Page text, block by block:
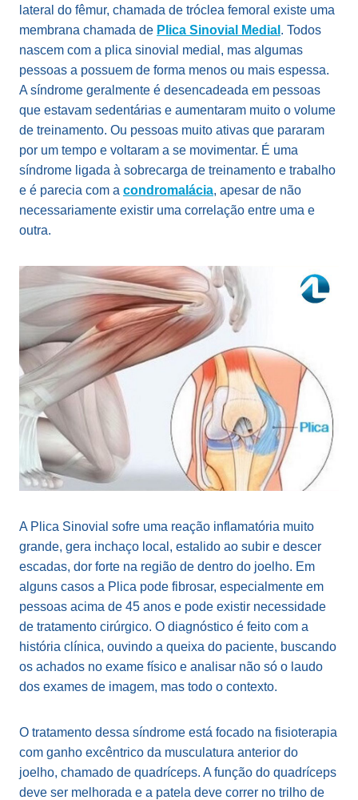
lateral do fêmur, chamada de tróclea femoral existe uma
membrana chamada de Plica Sinovial Medial . Todos
nascem com a plica sinovial medial, mas algumas
pessoas a possuem de forma menos ou mais espessa.
A síndrome geralmente é desencadeada em pessoas
que estavam sedentárias e aumentaram muito o volume
de treinamento. Ou pessoas muito ativas que pararam
por um tempo e voltaram a se movimentar. É uma
síndrome ligada à sobrecarga de treinamento e trabalho
e é parecia com a condromalácia, apesar de não
necessariamente existir uma correlação entre uma e
outra.
A Plica Sinovial sofre uma reação inflamatória muito
grande, gera inchaço local, estalido ao subir e descer
escadas, dor forte na região de dentro do joelho. Em
alguns casos a Plica pode fibrosar, especialmente em
pessoas acima de 45 anos e pode existir necessidade
de tratamento cirúrgico. O diagnóstico é feito com a
história clínica, ouvindo a queixa do paciente, buscando
os achados no exame físico e analisar não só o laudo
dos exames de imagem, mas todo o contexto.
O tratamento dessa síndrome está focado na fisioterapia
com ganho excêntrico da musculatura anterior do
joelho, chamado de quadríceps. A função do quadríceps
deve ser melhorada e a patela deve correr no trilho de